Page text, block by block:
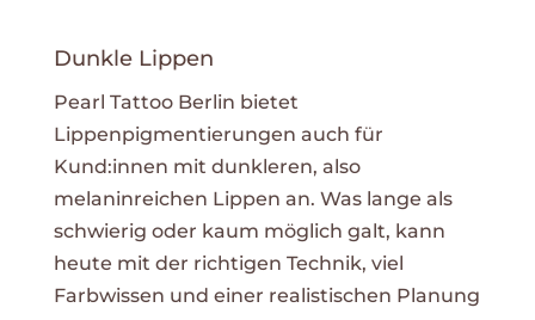
Dunkle Lippen
Pearl Tattoo Berlin bietet
Lippenpigmentierungen auch für
Kund:innen mit dunkleren, also
melaninreichen Lippen an. Was lange als
schwierig oder kaum möglich galt, kann
heute mit der richtigen Technik, viel
Farbwissen und einer realistischen Planung